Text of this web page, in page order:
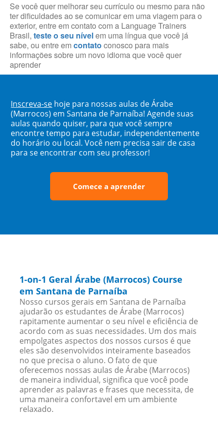
Se você quer melhorar seu currículo ou mesmo para não
ter dificuldades ao se comunicar em uma viagem para o
exterior, entre em contato com a Language Trainers
Brasil, teste o seu nívelem uma língua que você já
sabe, ou entre em contato conosco para mais
informações sobre um novo idioma que você quer
aprender
Inscreva-se hoje para nossas aulas de Árabe
(Marrocos) em Santana de Parnaíba! Agende suas
aulas quando quiser, para que você sempre
encontre tempo para estudar, independentemente
do horário ou local. Você nem precisa sair de casa
para se encontrar com seu professor!
Comece a aprender
1-on-1 Geral Árabe (Marrocos) Course
em Santana de Parnaíba
Nosso cursos gerais em Santana de Parnaíba
ajudarão os estudantes de Árabe (Marrocos)
rapitamente aumentar o seu nível e eficiência de
acordo com as suas necessidades. Um dos mais
empolgates aspectos dos nossos cursos é que
eles são desenvolvidos inteiramente baseados
no que precisa o aluno. O fato de que
oferecemos nossas aulas de Árabe (Marrocos)
de maneira individual, significa que você pode
aprender as palavras e frases que necessita, de
uma maneira confortavel em um ambiente
relaxado.